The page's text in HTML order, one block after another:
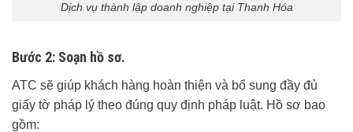
Dịch vụ thành lập doanh nghiệp tại Thanh Hóa
Bước 2: Soạn hồ sơ.
ATC sẽ giúp khách hàng hoàn thiện và bổ sung đầy đủ
giấy tờ pháp lý theo đúng quy định pháp luật. Hồ sơ bao
gồm: